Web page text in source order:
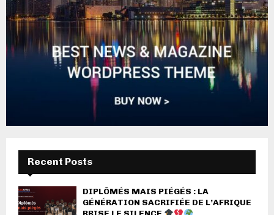
Recent Posts
DIPLÔMÉS MAIS PIÉGÉS : LA
GÉNÉRATION SACRIFIÉE DE L’AFRIQUE